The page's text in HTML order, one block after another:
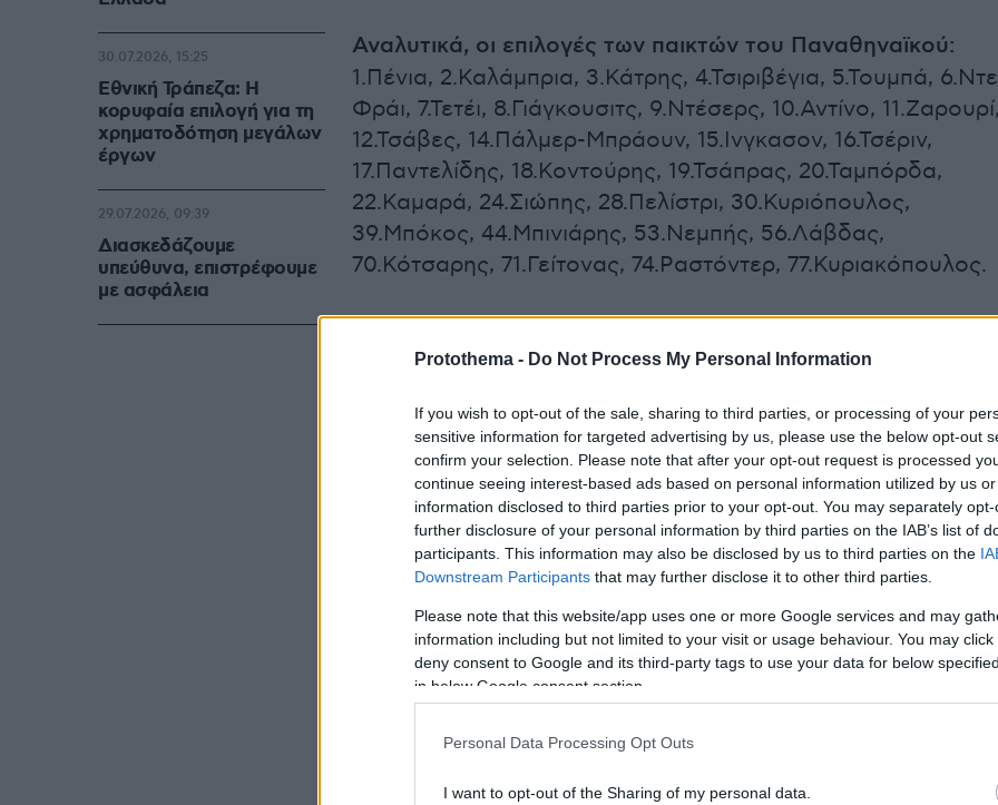
Protothema - Do Not Process My Personal Information
If you wish to opt-out of the sale, sharing to third parties, or processing of your
sensitive information for targeted advertising by us, please use the below opt-out
confirm your selection. Please note that after your opt-out request is processed
continue seeing interest-based ads based on personal information utilized by us
information disclosed to third parties prior to your opt-out. You may separately
further disclosure of your personal information by third parties on the IAB’s list of
participants. This information may also be disclosed by us to third parties on the
Downstream Participants that may further disclose it to other third parties.
Please note that this website/app uses one or more Google services and may
information including but not limited to your visit or usage behaviour. You may
deny consent to Google and its third-party tags to use your data for below
in below Google consent section.
Personal Data Processing Opt Outs
I want to opt-out of the Sharing of my personal data.
Αναλυτικά, οι επιλογές των παικτών του Παναθηναϊκού:
1.Πένια, 2.Καλάμπρια, 3.Κάτρης, 4.Τσιριβέγια, 5.Τουμπά, 6.Ντε
Φράι, 7.Τετέι, 8.Γιάγκουσιτς, 9.Ντέσερς, 10.Αντίνο,
12.Τσάβες, 14.Πάλμερ-Μπράουν, 15.Ινγκασον, 16.Τσέριν,
17.Παντελίδης, 18.Κοντούρης, 19.Τσάπρας, 20.Ταμπόρδα,
22.Καμαρά, 24.Σιώπης, 28.Πελίστρι, 30.Κυριόπουλος,
39.Μπόκος, 44.Μπινιάρης, 53.Νεμπής, 56.Λάβδας,
70.Κότσαρης, 71.Γείτονας, 74.Ραστόντερ, 77.Κυριακόπουλος.
Εθνική Τράπεζα: Η
κορυφαία επιλογή για τη
χρηματοδότηση μεγάλων
έργων
30.07.2026, 15:25
Διασκεδάζουμε
υπεύθυνα, επιστρέφουμε
με ασφάλεια
29.07.2026, 09:39